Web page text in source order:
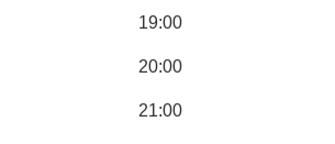
19:00
20:00
21:00